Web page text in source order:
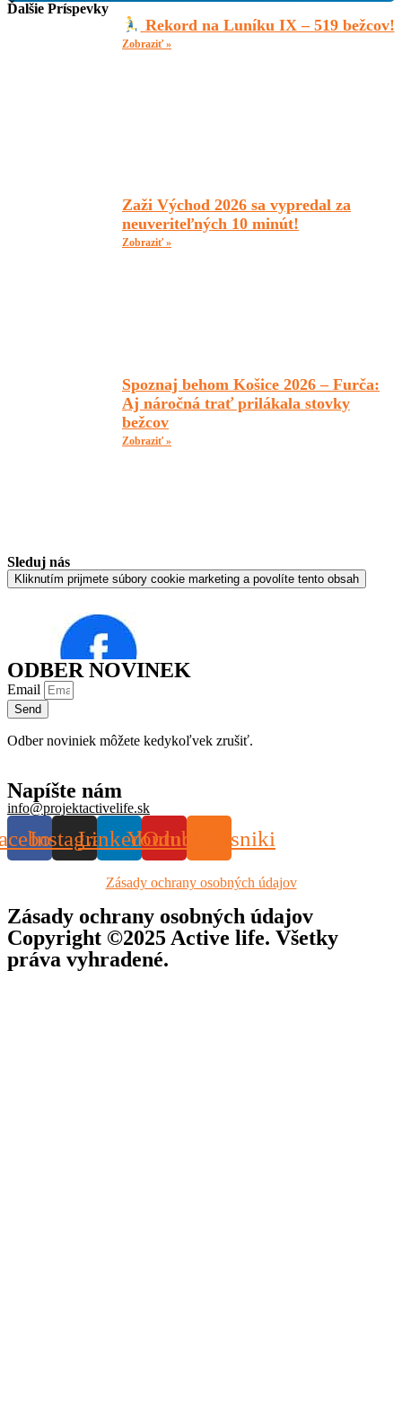
Ďalšie Príspevky
Rekord na Luníku IX – 519 bežcov!
Zobraziť »
Zaži Východ 2026 sa vypredal za
neuveriteľných 10 minút!
Zobraziť »
Spoznaj behom Košice 2026 – Furča:
Aj náročná trať prilákala stovky
bežcov
Zobraziť »
Sleduj nás
Kliknutím prijmete súbory cookie marketing a povolíte tento obsah
ODBER NOVINEK
Email
Send
Odber noviniek môžete kedykoľvek zrušiť.
Napíšte nám
info@projektactivelife.sk
InstagramLinkedin
Youtube
Odnoklassniki
Zásady ochrany osobných údajov
Zásady ochrany osobných údajov
Copyright ©2025 Active life. Všetky
práva vyhradené.